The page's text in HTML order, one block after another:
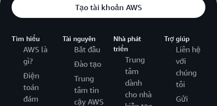
Tạo tài khoản AWS
Tìm hiểu
AWS là
gì?
Điện
toán
đám
Tài nguyên
Bắt đầu
Đào tạo
Trung
tâm tin
cậy AWS
Nhà phát
triển
Trung
tâm
dành
cho nhà
Trợ giúp
Liên hệ
với
chúng
tôi
Gửi